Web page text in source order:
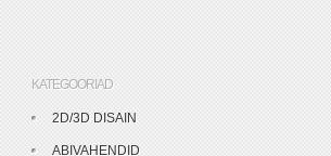
KATEGOORIAD
2D/3D DISAIN
ABIVAHENDID